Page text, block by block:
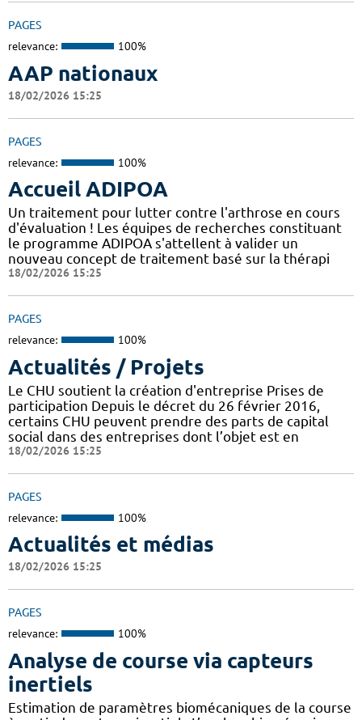
PAGES
relevance: 100%
AAP nationaux
18/02/2026 15:25
PAGES
relevance: 100%
Accueil ADIPOA
Un traitement pour lutter contre l'arthrose en cours
d'évaluation ! Les équipes de recherches constituant
le programme ADIPOA s'attellent à valider un
nouveau concept de traitement basé sur la thérapi
18/02/2026 15:25
PAGES
relevance: 100%
Actualités / Projets
Le CHU soutient la création d'entreprise Prises de
participation Depuis le décret du 26 février 2016,
certains CHU peuvent prendre des parts de capital
social dans des entreprises dont l’objet est en
18/02/2026 15:25
PAGES
relevance: 100%
Actualités et médias
18/02/2026 15:25
PAGES
relevance: 100%
Analyse de course via capteurs
inertiels
Estimation de paramètres biomécaniques de la course